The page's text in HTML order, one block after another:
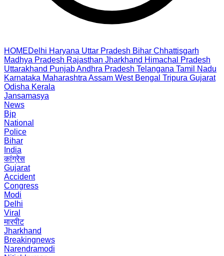
HOMEDelhi Haryana Uttar Pradesh Bihar Chhattisgarh
Madhya Pradesh Rajasthan Jharkhand Himachal Pradesh
Uttarakhand PunjabAndhra Pradesh Telangana Tamil Nadu
Karnataka Maharashtra Assam West Bengal Tripura Gujarat
Odisha Kerala
Jansamasya
News
Bjp
National
Police
Bihar
India
कांग्रेस
Gujarat
Accident
Congress
Modi
Delhi
Viral
मारपीट
Jharkhand
Breakingnews
Narendramodi